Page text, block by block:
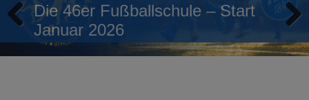
Die 46er Fußballschule – Start
Januar 2026
Previous